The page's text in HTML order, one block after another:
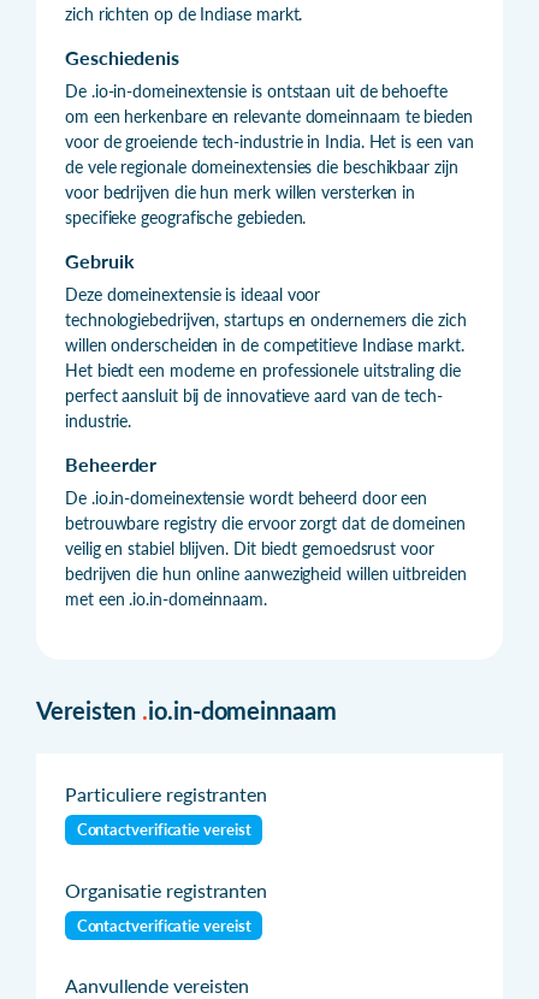
zich richten op de Indiase markt.
Geschiedenis
De .io-in-domeinextensie is ontstaan uit de behoefte
om een herkenbare en relevante domeinnaam te bieden
voor de groeiende tech-industrie in India. Het is een van
de vele regionale domeinextensies die beschikbaar zijn
voor bedrijven die hun merk willen versterken in
specifieke geografische gebieden.
Gebruik
Deze domeinextensie is ideaal voor
technologiebedrijven, startups en ondernemers die zich
willen onderscheiden in de competitieve Indiase markt.
Het biedt een moderne en professionele uitstraling die
perfect aansluit bij de innovatieve aard van de tech-
industrie.
Beheerder
De .io.in-domeinextensie wordt beheerd door een
betrouwbare registry die ervoor zorgt dat de domeinen
veilig en stabiel blijven. Dit biedt gemoedsrust voor
bedrijven die hun online aanwezigheid willen uitbreiden
met een .io.in-domeinnaam.
Vereisten .io.in-domeinnaam
Particuliere registranten
Contactverificatie vereist
Organisatie registranten
Contactverificatie vereist
Aanvullende vereisten